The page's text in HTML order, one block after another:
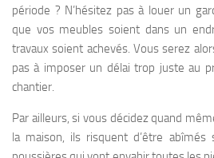
période ? N’hésitez pas à louer un
que vos meubles soient dans un
travaux soient achevés. Vous serez
pas à imposer un délai trop juste au
chantier.
Par ailleurs, si vous décidez quand
la maison, ils risquent d’être